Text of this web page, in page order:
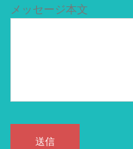
メッセージ本文